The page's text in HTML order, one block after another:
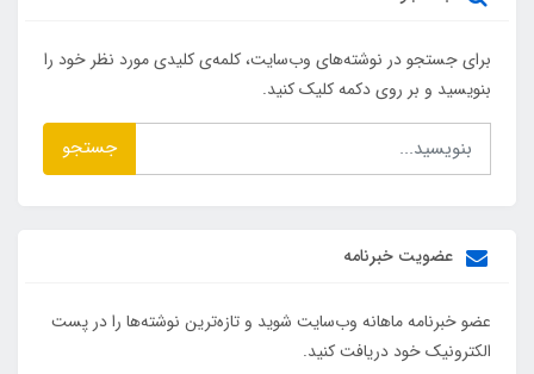
برای جستجو در نوشته‌های وب‌سایت، کلمه‌ی کلیدی مورد نظر خود را
بنویسید و بر روی دکمه کلیک کنید.
جستجو
عضویت خبرنامه
عضو خبرنامه ماهانه وب‌سایت شوید و تازه‌ترین نوشته‌ها را در پست
الکترونیک خود دریافت کنید.